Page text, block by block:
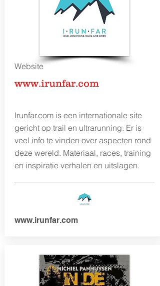
Website
www.irunfar.com
Irunfar.com is een internationale site
gericht op trail en ultrarunning. Er is
veel info te vinden over aspecten rond
deze wereld. Materiaal, races, training
en inspiratie verhalen en uitslagen.
www.irunfar.com